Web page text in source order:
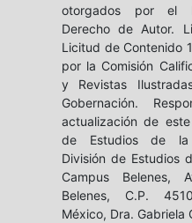
otorgados por el
Derecho de Autor.
Licitud de Contenido
por la Comisión
y Revistas
Gobernación.
actualización de
de Estudios de la
División de Estudios
Campus Belenes,
Belenes, C.P.
México, Dra. Gabriela